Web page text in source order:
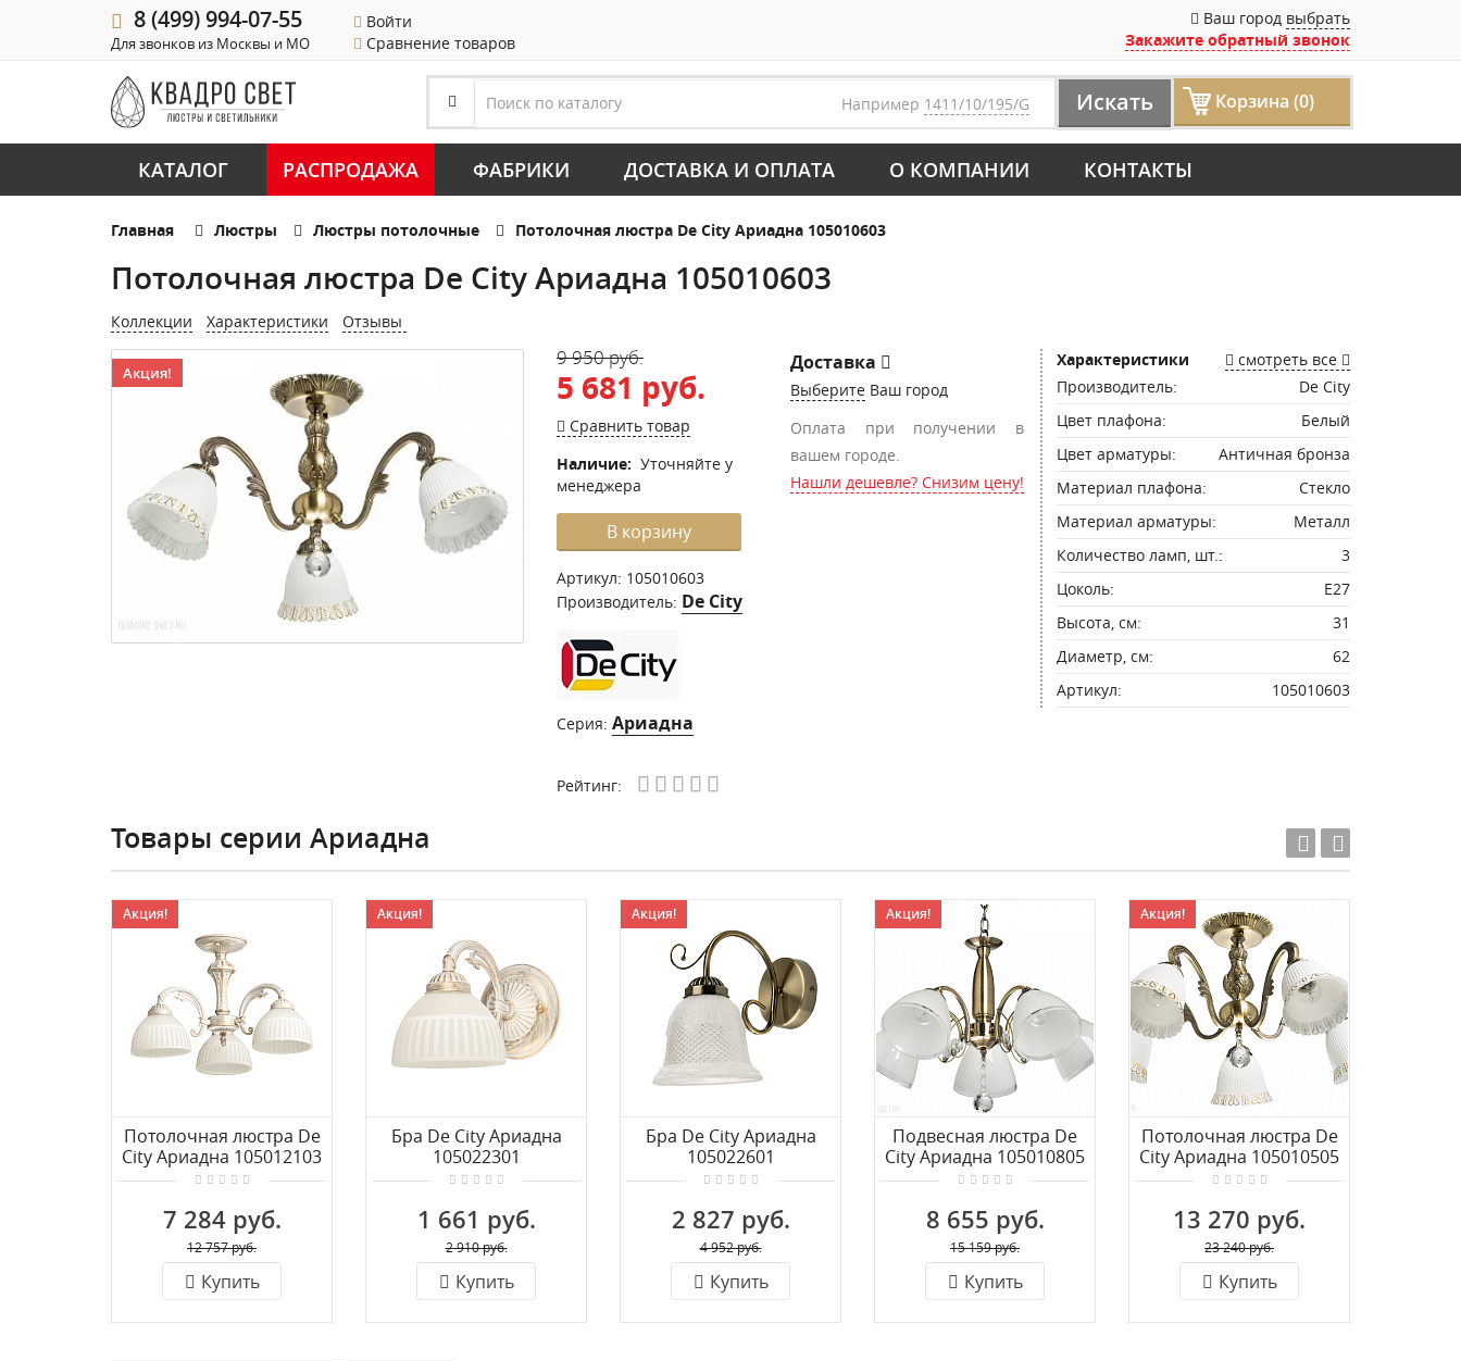
8 (499) 994-07-55
Для звонков из Москвы и МО
Войти
Сравнение товаров
Ваш город выбрать
Закажите обратный звонок
Например 1411/10/195/G Искать Корзина (0)
КАТАЛОГ РАСПРОДАЖА ФАБРИКИ ДОСТАВКА И ОПЛАТА О КОМПАНИИ КОНТАКТЫ
Главная Люстры Люстры потолочные Потолочная люстра De City Ариадна 105010603
Потолочная люстра De City Ариадна 105010603
Коллекции Характеристики Отзывы
Акция!
9 950 руб.
5 681 руб.
Сравнить товар
Наличие: Уточняйте у
менеджера
В корзину
Артикул: 105010603
Производитель: De City
Серия: Ариадна
Доставка
Выберите Ваш город
Оплата при получении в
вашем городе.
Нашли дешевле? Снизим цену!
Рейтинг:
Характеристики
смотреть все
Производитель:
De City
Цвет плафона:
Белый
Цвет арматуры:
Античная бронза
Материал плафона:
Стекло
Материал арматуры:
Металл
Количество ламп, шт.:
3
Цоколь:
E27
Высота, см:
31
Диаметр, см:
62
Артикул:
105010603
Товары серии Ариадна
Акция!
Потолочная люстра De
City Ариадна 105012103
7 284 руб.
12 757 руб.
Купить
Акция!
Бра De City Ариадна
105022301
1 661 руб.
2 910 руб.
Купить
Акция!
Бра De City Ариадна
105022601
2 827 руб.
4 952 руб.
Купить
Акция!
Подвесная люстра De
City Ариадна 105010805
8 655 руб.
15 159 руб.
Купить
Акция!
Потолочная люстра De
City Ариадна 105010505
13 270 руб.
23 240 руб.
Купить